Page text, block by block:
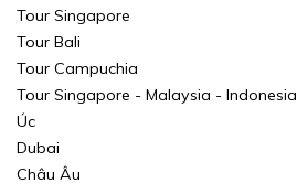
Tour Singapore
Tour Bali
Tour Campuchia
Tour Singapore - Malaysia - Indonesia
Úc
Dubai
Châu Âu